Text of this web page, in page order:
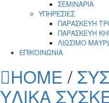
ΣΕΜΙΝΑΡΙΑ
ΥΠΗΡΕΣΙΕΣ
ΠΑΡΑΣΚΕΥΗ
ΠΑΡΑΣΚΕΥΗ
ΛΙΩΣΙΜΟ
ΕΠΙΚΟΙΝΩΝΙΑ
HOME /
ΥΛΙΚΑ